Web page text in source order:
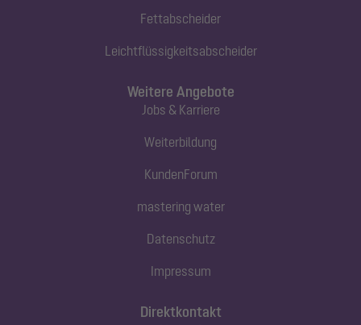
Fettabscheider
Leichtflüssigkeitsabscheider
Direktkontakt
Weitere Angebote
Jobs & Karriere
Weiterbildung
KundenForum
mastering water
Datenschutz
Impressum